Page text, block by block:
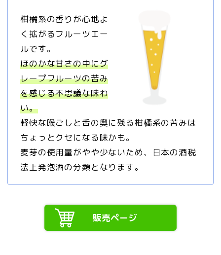
柑橘系の香りが心地よ
く拡がるフルーツエー
ルです。
ほのかな甘さの中にグ
レープフルーツの苦み
を感じる不思議な味わ
い。
軽快な喉ごしと舌の奥に残る柑橘系の苦みは
ちょっとクセになる味かも。
麦芽の使用量がやや少ないため、日本の酒税
法上発泡酒の分類となります。
販売ページ